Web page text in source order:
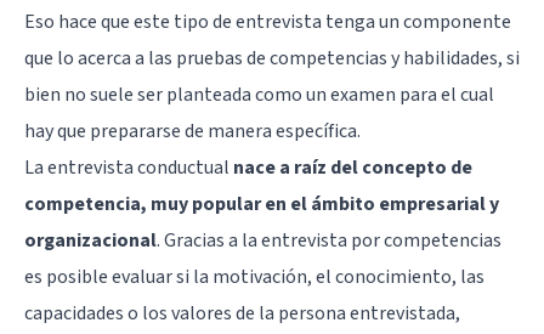
Eso hace que este tipo de entrevista tenga un componente
que lo acerca a las pruebas de competencias y habilidades, si
bien no suele ser planteada como un examen para el cual
hay que prepararse de manera específica.
La entrevista conductual nace a raíz del concepto de
competencia, muy popular en el ámbito empresarial y
organizacional. Gracias a la entrevista por competencias
es posible evaluar si la motivación, el conocimiento, las
capacidades o los valores de la persona entrevistada,